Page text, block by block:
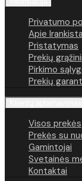
Privatumo
Apie
Pristatymas
Prekių
Pirkimo
Prekių
Visos prekės
Prekės su
Gamintojai
Svetainės
Kontaktai